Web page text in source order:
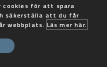
AP Design
cookies för att spara
säkerställa att du får
webbplats.Läs mer här.